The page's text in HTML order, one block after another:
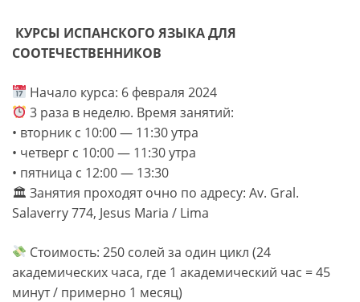
КУРСЫ ИСПАНСКОГО ЯЗЫКА ДЛЯ
СООТЕЧЕСТВЕННИКОВ
Начало курса: 6 февраля 2024
3 раза в неделю. Время занятий:
• вторник с 10:00 — 11:30 утра
• четверг с 10:00 — 11:30 утра
• пятница с 12:00 — 13:30
🏛 Занятия проходят очно по адресу: Av. Gral.
Salaverry 774, Jesus Maria / Lima
Стоимость: 250 солей за один цикл (24
академических часа, где 1 академический час = 45
минут / примерно 1 месяц)